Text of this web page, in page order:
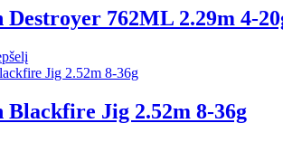
Destroyer 762ML 2.29m 4-
Blackfire Jig 2.52m 8-36g